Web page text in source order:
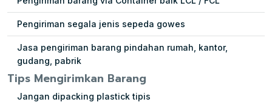
Pengiriman segala jenis sepeda gowes
Jasa pengiriman barang pindahan rumah, kantor,
gudang, pabrik
Tips Mengirimkan Barang
Jangan dipacking plastick tipis